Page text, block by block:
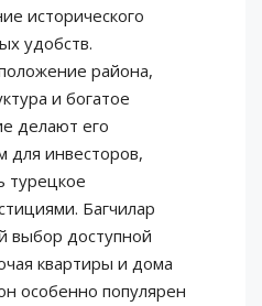
исторического
удобств.
района,
и богатое
делают его
инвесторов,
турецкое
Багчилар
выбор доступной
квартиры и дома
особенно популярен